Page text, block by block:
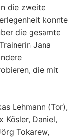
die zweite
konnte
die gesamte
Jana
die mit
Lehmann (Tor),
Kösler, Daniel,
Tokarew,